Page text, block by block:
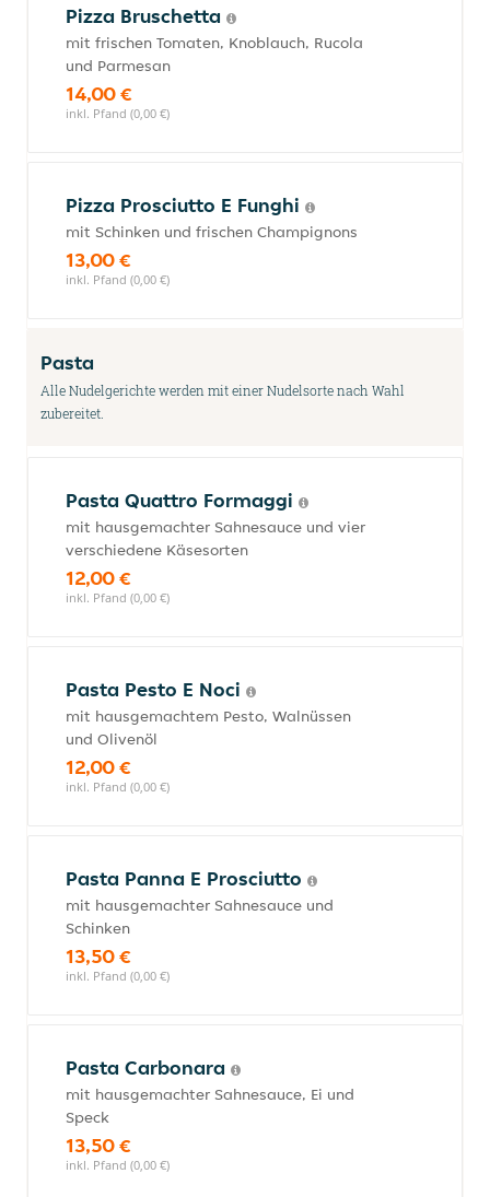
Pizza Bruschetta
mit frischen Tomaten, Knoblauch, Rucola
und Parmesan
14,00 €
inkl. Pfand (0,00 €)
Pizza Prosciutto E Funghi
mit Schinken und frischen Champignons
13,00 €
inkl. Pfand (0,00 €)
Pasta
Alle Nudelgerichte werden mit einer Nudelsorte nach Wahl
zubereitet.
Pasta Quattro Formaggi
mit hausgemachter Sahnesauce und vier
verschiedene Käsesorten
12,00 €
inkl. Pfand (0,00 €)
Pasta Pesto E Noci
mit hausgemachtem Pesto, Walnüssen
und Olivenöl
12,00 €
inkl. Pfand (0,00 €)
Pasta Panna E Prosciutto
mit hausgemachter Sahnesauce und
Schinken
13,50 €
inkl. Pfand (0,00 €)
Pasta Carbonara
mit hausgemachter Sahnesauce, Ei und
Speck
13,50 €
inkl. Pfand (0,00 €)